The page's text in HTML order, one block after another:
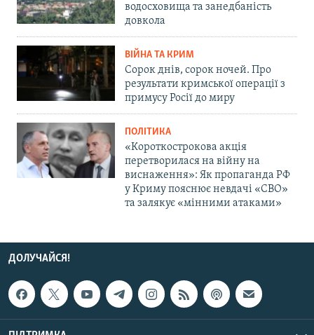
водосховища та занедбаність
довкола
ВІЙНА ТА КРИМ
Сорок днів, сорок ночей. Про
результати кримської операції з
примусу Росії до миру
ПОЛІТИКА
«Короткострокова акція
перетворилася на війну на
виснаження»: Як пропаганда РФ
у Криму пояснює невдачі «СВО»
та залякує «мінними атаками»
ДОЛУЧАЙСЯ!